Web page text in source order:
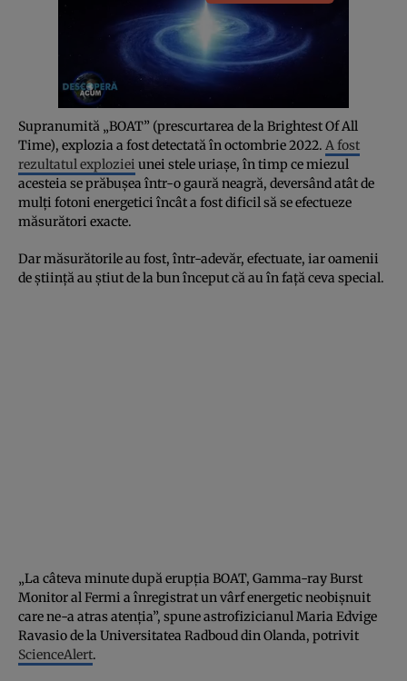
Supranumită „BOAT” (prescurtarea de la Brightest Of All
Time), explozia a fost detectată în octombrie 2022. A fost
rezultatul exploziei unei stele uriașe, în timp ce miezul
acesteia se prăbușea într-o gaură neagră, deversând atât de
mulți fotoni energetici încât a fost dificil să se efectueze
măsurători exacte.
Dar măsurătorile au fost, într-adevăr, efectuate, iar oamenii
de știință au știut de la bun început că au în față ceva special.
„La câteva minute după erupția BOAT, Gamma-ray Burst
Monitor al Fermi a înregistrat un vârf energetic neobișnuit
care ne-a atras atenția”, spune astrofizicianul Maria Edvige
Ravasio de la Universitatea Radboud din Olanda, potrivit
ScienceAlert.